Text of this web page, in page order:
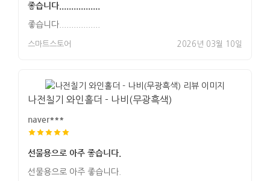
좋습니다.................
좋습니다.................
스마트스토어 2026년 03월 10일
나전칠기 와인홀더 - 나비(무광흑색)
naver***
선물용으로 아주 좋습니다.
선물용으로 아주 좋습니다.